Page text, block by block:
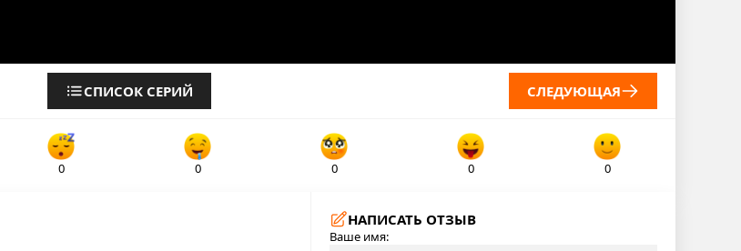
СПИСОК СЕРИЙ СЛЕДУЮЩАЯ
0 0 0 0 0
НАПИСАТЬ ОТЗЫВ
Ваше имя: